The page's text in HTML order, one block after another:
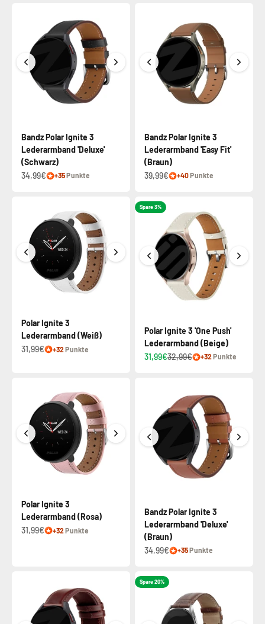
Bandz Polar Ignite 3
Lederarmband 'Deluxe'
(Schwarz)
34,99€
+35Punkte
Bandz Polar Ignite 3
Lederarmband 'Easy Fit'
(Braun)
39,99€
+40Punkte
Polar Ignite 3
Lederarmband (Weiß)
31,99€
+32 Punkte
Spare 3%
Polar Ignite 3 'One Push'
Lederarmband (Beige)
31,99€32,99€ +32Punkte
Polar Ignite 3
Lederarmband (Rosa)
31,99€
+32 Punkte
Bandz Polar Ignite 3
Lederarmband 'Deluxe'
(Braun)
34,99€
+35Punkte
Spare 20%